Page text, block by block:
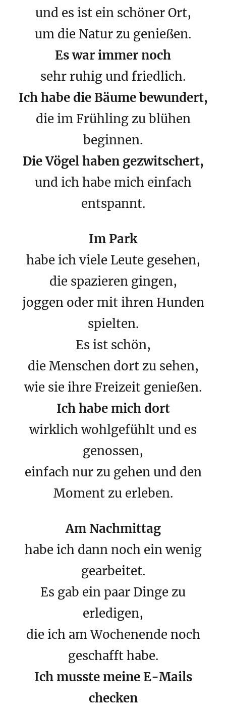
und es ist ein schöner Ort,
um die Natur zu genießen.
Es war immer noch
sehr ruhig und friedlich.
Ich habe die Bäume bewundert,
die im Frühling zu blühen
beginnen.
Die Vögel haben gezwitschert,
und ich habe mich einfach
entspannt.
Im Park
habe ich viele Leute gesehen,
die spazieren gingen,
joggen oder mit ihren Hunden
spielten.
Es ist schön,
die Menschen dort zu sehen,
wie sie ihre Freizeit genießen.
Ich habe mich dort
wirklich wohlgefühlt und es
genossen,
einfach nur zu gehen und den
Moment zu erleben.
Am Nachmittag
habe ich dann noch ein wenig
gearbeitet.
Es gab ein paar Dinge zu
erledigen,
die ich am Wochenende noch
geschafft habe.
Ich musste meine E-Mails
checken